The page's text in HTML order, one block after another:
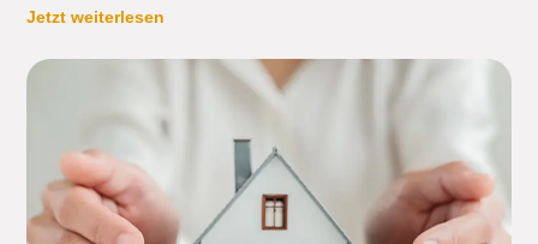
Jetzt weiterlesen